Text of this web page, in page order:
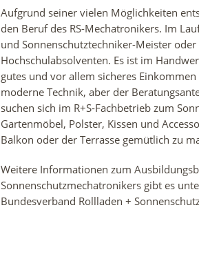
Aufgrund seiner vielen Möglichkeiten
den Beruf des RS-Mechatronikers. Im
und Sonnenschutztechniker-Meister
Hochschulabsolventen. Es ist im
gutes und vor allem sicheres
moderne Technik, aber der
suchen sich im R+S-Fachbetrieb zum
Gartenmöbel, Polster, Kissen und
Balkon oder der Terrasse gemütlich zu
Weitere Informationen zum
Sonnenschutzmechatronikers gibt es
Bundesverband Rollladen +